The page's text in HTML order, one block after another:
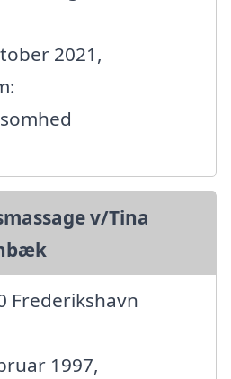
2021,
v/Tina
Frederikshavn
1997,